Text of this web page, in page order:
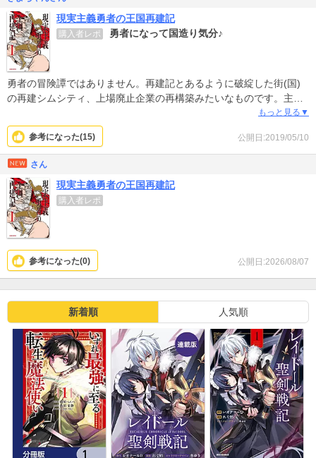
現実主義勇者の王国再建記
購入者レポ 勇者になって国造り気分♪
勇者の冒険譚ではありません。再建記とあるように破綻した街(国)
の再建シムシティ、上場廃止企業の再構築みたいなものです。主人
公は戦士でも市長や社長でもなく、魔法のある世界の王様として奔
走する。なかなか面白いです。冒険でも戦闘でもなく、ある意味現
実的な王国再建の話。
主人公が学生のわりに落ち着き、行政、政治、経済、心理などに知
見があるのは出来すぎだけど、そのおかげで無駄ない展開になって
いて安心できます。召喚もの漫画の中では珍しいストーリー。軽い
ビジネススキル啓発漫画版として読みやすいかとおもいます。
もっと見る▼
公開日:2019/05/10
参考になった(15)
さん
現実主義勇者の王国再建記
購入者レポ
公開日:2026/08/07
参考になった(0)
新着順 人気順